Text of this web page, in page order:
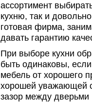
ассортимент
кухню, так и
готовая фирма,
давать гарантию
При выборе кухни
быть одинаковы,
мебель от хорошего
хорошей уважающей
зазор между дверьми